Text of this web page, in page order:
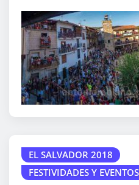
EL SALVADOR 2018
FESTIVIDADES Y EVENTOS